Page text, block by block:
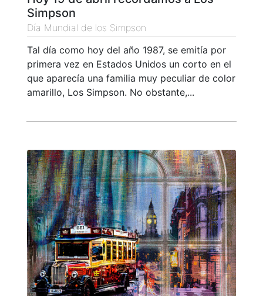
Simpson
Día Mundial de los Simpson
Tal día como hoy del año 1987, se emitía por
primera vez en Estados Unidos un corto en el
que aparecía una familia muy peculiar de color
amarillo, Los Simpson. No obstante,...